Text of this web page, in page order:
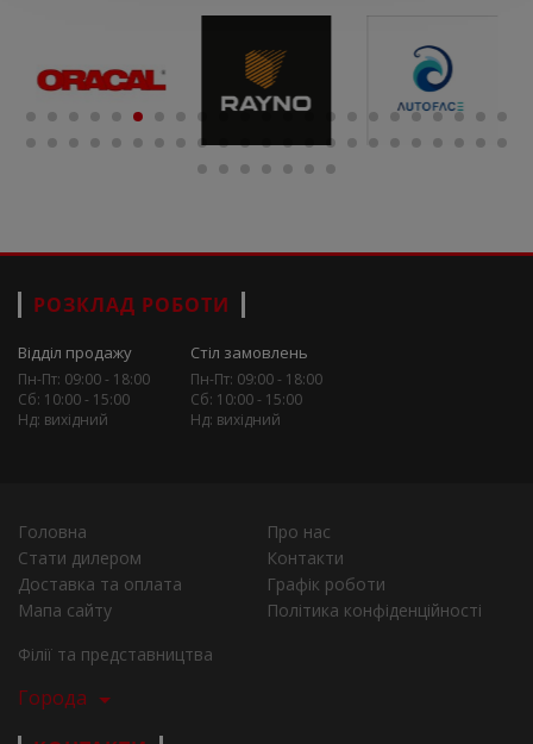
РОЗКЛАД РОБОТИ
Відділ продажу
Пн-Пт: 09:00 - 18:00
Сб: 10:00 - 15:00
Нд: вихідний
Стіл замовлень
Пн-Пт: 09:00 - 18:00
Сб: 10:00 - 15:00
Нд: вихідний
Головна
Про нас
Стати дилером
Контакти
Доставка та оплата
Графік роботи
Мапа сайту
Політика конфіденційності
Філії та представництва
Города